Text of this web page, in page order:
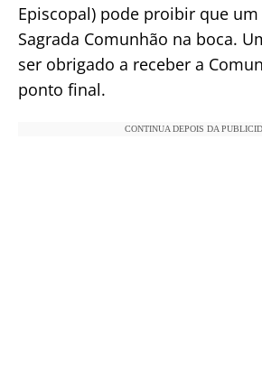
Episcopal) pode proibir que
Sagrada Comunhão na boca.
ser obrigado a receber a
ponto final.
CONTINUA DEPOIS DA